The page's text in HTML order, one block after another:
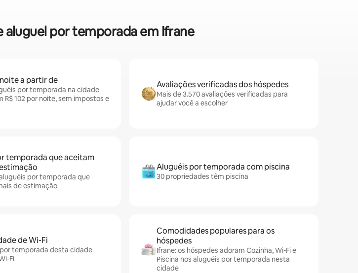
aluguel por temporada em Ifrane
a partir de
por temporada na cidade
R$ 102 por noite, sem impostos e
Avaliações verificadas dos hóspedes
Mais de 3.570 avaliações verificadas para
ajudar você a escolher
temporada que aceitam
por temporada que
de estimação
Aluguéis por temporada com piscina
30 propriedades têm piscina
de Wi-Fi
temporada desta cidade
Fi
Comodidades populares para os
hóspedes
Ifrane: os hóspedes adoram Cozinha, Wi-Fi e
Piscina nos aluguéis por temporada nesta
cidade